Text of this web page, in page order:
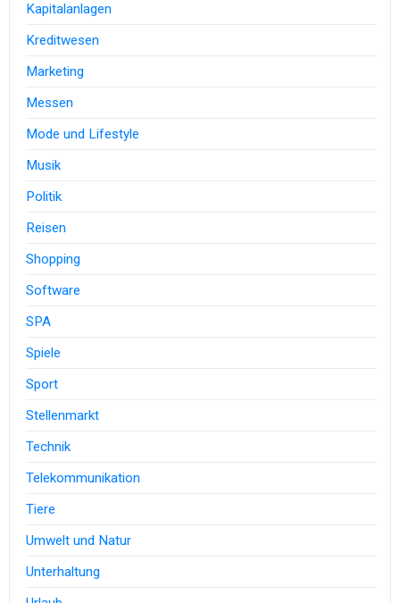
Kapitalanlagen
Kreditwesen
Marketing
Messen
Mode und Lifestyle
Musik
Politik
Reisen
Shopping
Software
SPA
Spiele
Sport
Stellenmarkt
Technik
Telekommunikation
Tiere
Umwelt und Natur
Unterhaltung